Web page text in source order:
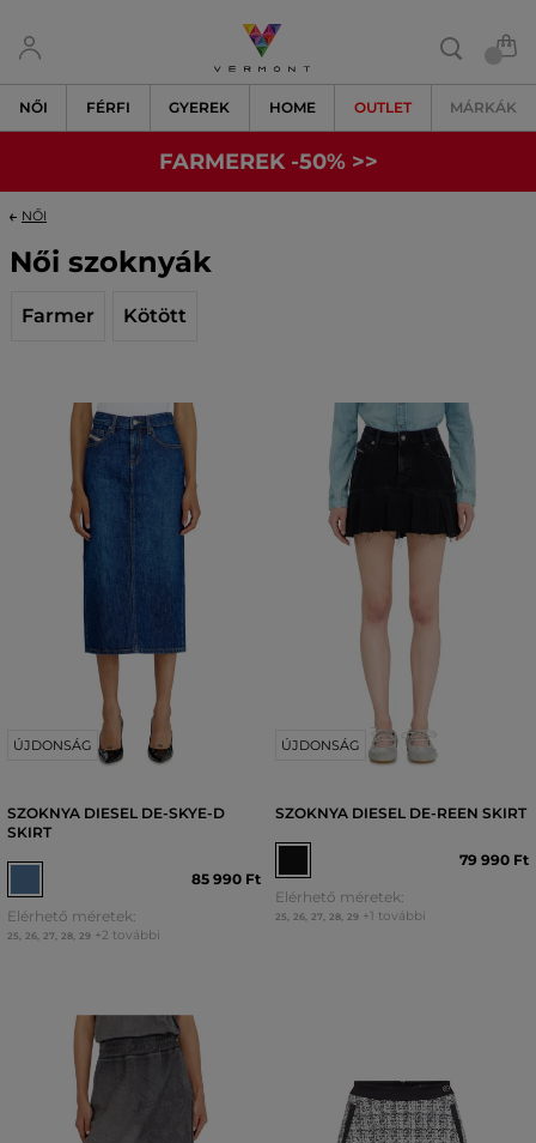
NŐI FÉRFI GYEREK HOME OUTLET MÁRKÁK
FARMEREK -50% >>
NŐI
Női szoknyák
Farmer Kötött
ÚJDONSÁG
SZOKNYA DIESEL DE-SKYE-D
SKIRT
85 990 Ft
Elérhető méretek:
25 26, 27 28, 29 +2 további
ÚJDONSÁG
SZOKNYA DIESEL DE-REEN SKIRT
79 990 Ft
Elérhető méretek:
25 26, 27 28, 29 +1 további